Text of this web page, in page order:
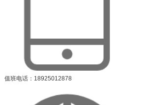
值班电话：18925012878